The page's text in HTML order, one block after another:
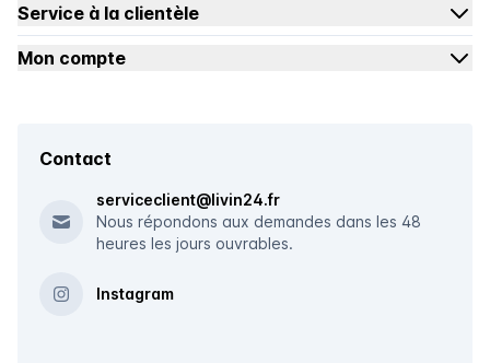
Service à la clientèle
Mon compte
Contact
serviceclient@livin24.fr
Nous répondons aux demandes dans les 48
heures les jours ouvrables.
Instagram